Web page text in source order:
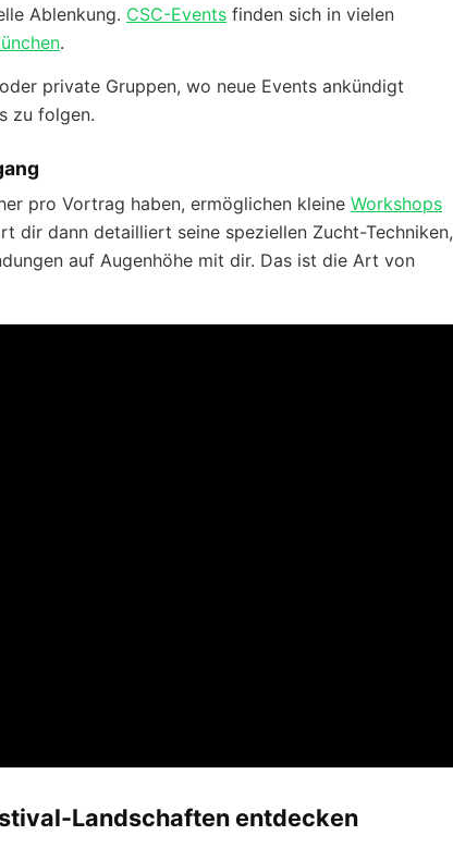
Ablenkung. CSC-Events finden sich in vielen
.
private Gruppen, wo neue Events ankündigt
zu folgen.
pro Vortrag haben, ermöglichen kleine Workshops
dir dann detailliert seine speziellen Zucht-Techniken,
auf Augenhöhe mit dir. Das ist die Art von
Landschaften entdecken